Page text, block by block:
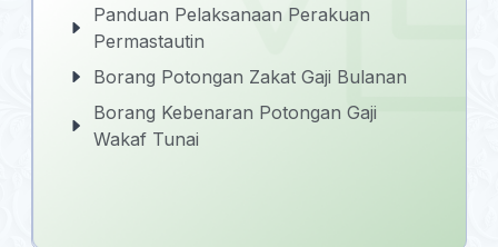
Panduan Pelaksanaan Perakuan
Permastautin
Borang Potongan Zakat Gaji Bulanan
Borang Kebenaran Potongan Gaji
Wakaf Tunai